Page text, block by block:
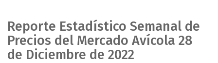
Reporte Estadístico Semanal de
Precios del Mercado Avícola 28
de Diciembre de 2022